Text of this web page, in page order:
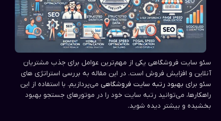
سئو سایت فروشگاهی یکی از مهم‌ترین عوامل برای جذب مشتریان
آنلاین و افزایش فروش است. در این مقاله به بررسی استراتژی های
سئو برای بهبود رتبه سایت فروشگاهی می‌پردازیم. با استفاده از این
راهکارها، می‌توانید رتبه سایت خود را در موتورهای جستجو بهبود
بخشیده و بیشتر دیده شوید.